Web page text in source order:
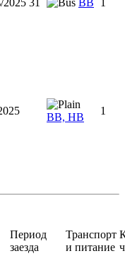
ВВ, НВ
1
Период
заезда
Транспорт
и питание